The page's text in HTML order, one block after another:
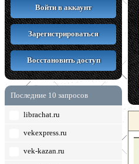
Войти в аккаунт
Зарегистрироваться
Восстановить доступ
Последние 10 запросов
librachat.ru
vekexpress.ru
vek-kazan.ru